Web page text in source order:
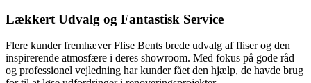
Lækkert Udvalg og Fantastisk Service
Flere kunder fremhæver Flise Bents brede udvalg af fliser og den
inspirerende atmosfære i deres showroom. Med fokus på gode råd
og professionel vejledning har kunder fået den hjælp, de havde brug